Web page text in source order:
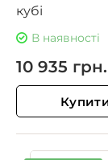
кубі
В наявності
10 935 грн.